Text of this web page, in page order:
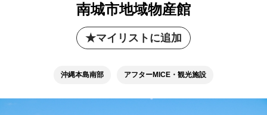
南城市地域物産館
マイリストに追加
沖縄本島南部 アフターMICE・観光施設